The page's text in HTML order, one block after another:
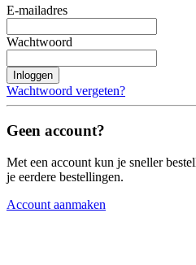
E-mailadres
Wachtwoord
Inloggen
Wachtwoord vergeten?
Geen account?
Met een account kun je sneller
je eerdere bestellingen.
Account aanmaken